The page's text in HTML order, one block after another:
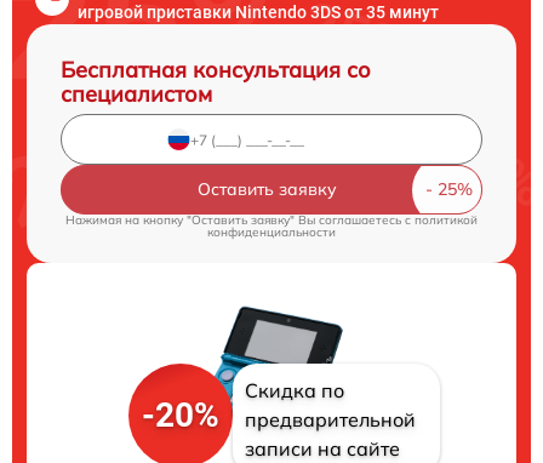
игровой приставки Nintendo 3DS от 35 минут
Бесплатная консультация со
специалистом
Оставить заявку
Нажимая на кнопку "Оставить заявку" Вы соглашаетесь c политикой
конфиденциальности
-20%
Скидка по
предварительной
записи на сайте